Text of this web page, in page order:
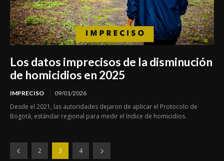
Los datos imprecisos de la disminución
de homicidios en 2025
IMPRECISO 09/01/2026
Desde el 2021, las autoridades dejaron de aplicar el Protocolo de
Bogotá, estándar regional para medir el índice de homicidios.
2 3 4